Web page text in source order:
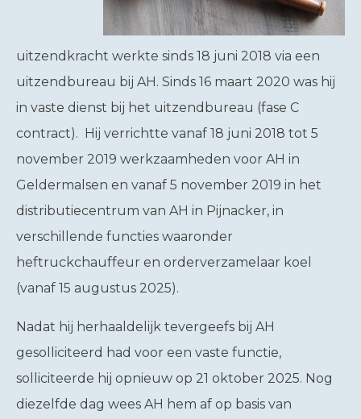
uitzendkracht werkte sinds 18 juni 2018 via een
uitzendbureau bij AH. Sinds 16 maart 2020 was hij
in vaste dienst bij het uitzendbureau (fase C
contract). Hij verrichtte vanaf 18 juni 2018 tot 5
november 2019 werkzaamheden voor AH in
Geldermalsen en vanaf 5 november 2019 in het
distributiecentrum van AH in Pijnacker, in
verschillende functies waaronder
heftruckchauffeur en orderverzamelaar koel
(vanaf 15 augustus 2025).
Nadat hij herhaaldelijk tevergeefs bij AH
gesolliciteerd had voor een vaste functie,
solliciteerde hij opnieuw op 21 oktober 2025. Nog
diezelfde dag wees AH hem af op basis van